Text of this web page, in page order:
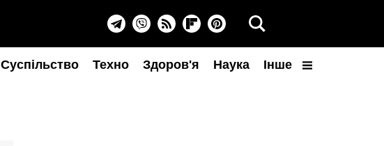
Суспільство Техно Здоров'я Наука Інше